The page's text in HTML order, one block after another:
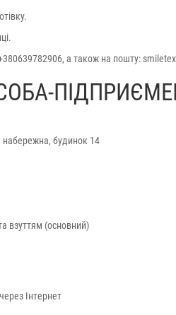
а також на пошту:
набережна, будинок 14
взуттям (основний)
Інтернет